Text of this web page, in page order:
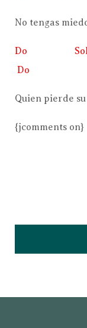
No tengas
Do Sol
Do
Quien pierde
{jcomments on}